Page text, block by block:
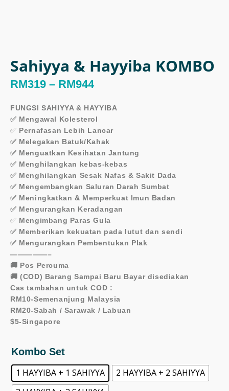
Sahiyya & Hayyiba KOMBO
RM319 – RM944
Price
range:
RM319
through
RM944
FUNGSI SAHIYYA & HAYYIBA
✅ Mengawal Kolesterol
✅ Pernafasan Lebih Lancar
✅ Melegakan Batuk/Kahak
✅ Menguatkan Kesihatan Jantung
✅ Menghilangkan kebas-kebas
✅ Menghilangkan Sesak Nafas & Sakit Dada
✅ Mengembangkan Saluran Darah Sumbat
✅ Meningkatkan & Memperkuat Imun Badan
✅ Mengurangkan Keradangan
✅ Mengimbang Paras Gula
✅ Memberikan kekuatan pada lutut dan sendi
✅ Mengurangkan Pembentukan Plak
—————–
🚚 Pos Percuma
🚚 (COD) Barang Sampai Baru Bayar disediakan
Cas tambahan untuk COD :
RM10-Semenanjung Malaysia
RM20-Sabah / Sarawak / Labuan
$5-Singapore
Kombo Set
1 HAYYIBA + 1 SAHIYYA
2 HAYYIBA + 2 SAHIYYA
Sahiyya
&
Hayyiba